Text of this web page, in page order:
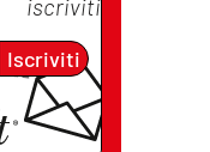
iscriviti
Iscriviti